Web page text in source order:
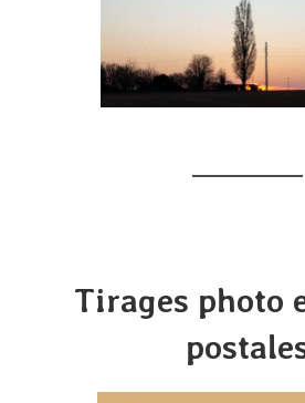
Tirages photo